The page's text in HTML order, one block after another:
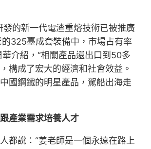
發的新一代電渣重熔技術已被推廣
325臺成套裝備中，市場占有率
華介紹，“相關產品還出口到50多
構成了宏大的經濟和社會效益。
國鋼鐵的明星產品，駕船出海走
產業需求培養人才
都說：“姜老師是一個永遠在路上